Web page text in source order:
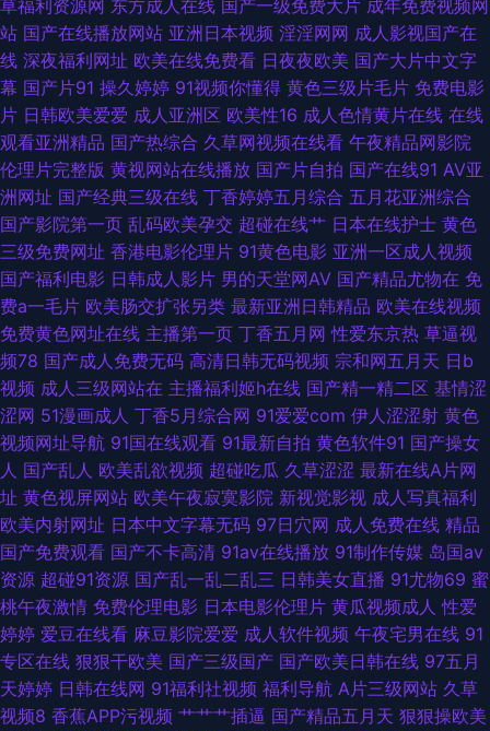
人免费视频播放 日韩欧美中文字 国产精品∨ 天天综合网永久入口 国产精品
专区 午夜福利91久 国产免费一区二区电影 亚洲国产一区私人 国产自在 亚洲
精品中文字幕无码A片蜜桃 精品久久噜噜噜噜 在线A片导航 六月天色色网站
中文字幕有码在线观看 欧美在线成人午夜影视 www91com巨乳 日本高清aⅴ
永久免费 成片一卡二卡三乱码 日韩无码三级片 东方成人AV无码 少妇导航 国
产一区二区五区 国产91九色在线播放 特黄特色高清不卡 国产精品熟女 亚洲
欧洲精品影院 黄色片子看 夜色88v精品国产 久草成人看片 在线高清电影网
站 留守女士 自拍AV网 免费激情 91短视频免费版污 欧美人妖肛交色情 97人
妻人人揉人人澡人人学生 www91cncon色色 五十度灰完整版 国产午夜片在
线观看 超碰超碰人人 亚洲日本中文字幕在线一区二区 久操线在视频在线观
看 中文字幕日韩电影 男人插曲女人视频在线 99成人国产精品视频 日本入室
成年人免费体验 日产高清卡1卡2卡三卡在线 国产h片在线观看 偷拍97av 国
产人妻一区二区免费AV 亚洲精品手机在线 狠狠干成人社区 夜夜骑家庭影院
草福利资源网 东方成人在线 国产一级免费大片 成年免费视频网
站 国产在线播放网站 亚洲日本视频 淫淫网网 成人影视国产在
线 深夜福利网址 欧美在线免费看 日夜夜欧美 国产大片中文字
幕 国产片91 操久婷婷 91视频你懂得 黄色三级片毛片 免费电影
片 日韩欧美爱爱 成人亚洲区 欧美性16 成人色情黄片在线 在线
观看亚洲精品 国产热综合 久草网视频在线看 午夜精品网影院
伦理片完整版 黄视网站在线播放 国产片自拍 国产在线91 AV亚
洲网址 国产经典三级在线 丁香婷婷五月综合 五月花亚洲综合
国产影院第一页 乱码欧美孕交 超碰在线艹 日本在线护士 黄色
三级免费网址 香港电影伦理片 91黄色电影 亚洲一区成人视频
国产福利电影 日韩成人影片 男的天堂网AV 国产精品尤物在 免
费a一毛片 欧美肠交扩张另类 最新亚洲日韩精品 欧美在线视频
免费黄色网址在线 主播第一页 丁香五月网 性爱东京热 草逼视
频78 国产成人免费无码 高清日韩无码视频 宗和网五月天 日b
视频 成人三级网站在 主播福利姬h在线 国产精一精二区 基情涩
涩网 51漫画成人 丁香5月综合网 91爱爱com 伊人涩涩射 黄色
视频网址导航 91国在线观看 91最新自拍 黄色软件91 国产操女
人 国产乱人 欧美乱欲视频 超碰吃瓜 久草涩涩 最新在线A片网
址 黄色视屏网站 欧美午夜寂寞影院 新视觉影视 成人写真福利
欧美内射网址 日本中文字幕无码 97日穴网 成人免费在线 精品
国产免费观看 国产不卡高清 91av在线播放 91制作传媒 岛国av
资源 超碰91资源 国产乱一乱二乱三 日韩美女直播 91尤物69 蜜
桃午夜激情 免费伦理电影 日本电影伦理片 黄瓜视频成人 性爱
婷婷 爱豆在线看 麻豆影院爱爱 成人软件视频 午夜宅男在线 91
专区在线 狠狠干欧美 国产三级国产 国产欧美日韩在线 97五月
天婷婷 日韩在线网 91福利社视频 福利导航 A片三级网站 久草
视频8 香蕉APP污视频 艹艹艹插逼 国产精品五月天 狠狠操欧美